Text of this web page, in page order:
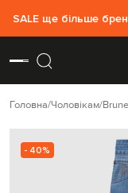
SALE ще більше
Головна Чоловікам
- 40%